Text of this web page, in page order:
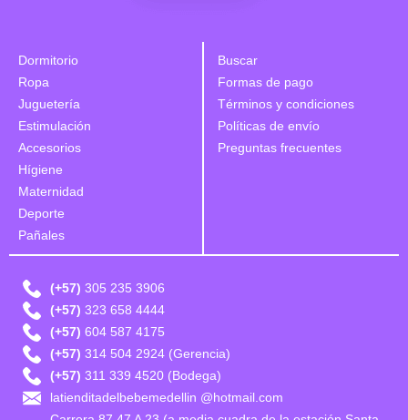
Dormitorio
Ropa
Juguetería
Estimulación
Accesorios
Hígiene
Maternidad
Deporte
Pañales
Buscar
Formas de pago
Términos y condiciones
Políticas de envío
Preguntas frecuentes
(+57) 305 235 3906
(+57) 323 658 4444
(+57) 604 587 4175
(+57) 314 504 2924 (Gerencia)
(+57) 311 339 4520 (Bodega)
latienditadelbebemedellin @hotmail.com